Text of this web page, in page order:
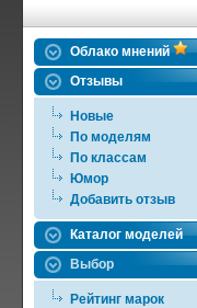
Облако мнений
Отзывы
Новые
По моделям
По классам
Юмор
Добавить отзыв
Каталог моделей
Выбор
Рейтинг марок